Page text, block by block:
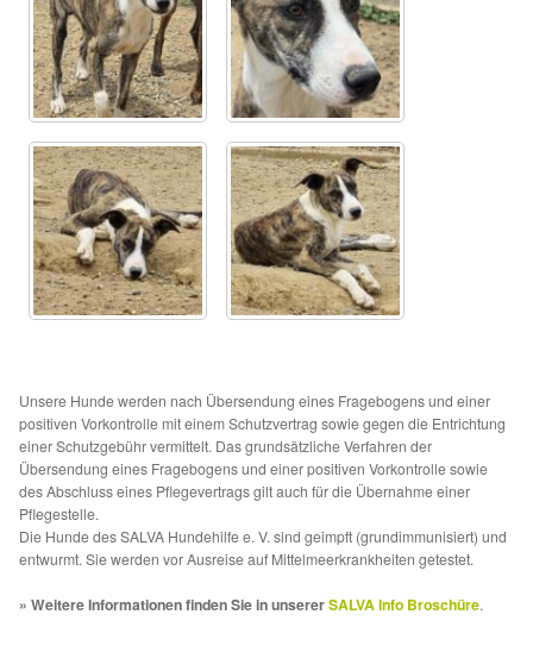
Glückliche Fellnasen
Happy End Stories
Regenbogenbrücke
Aktuelles
SALVA News
Reiseberichte
Unsere Partnertierheime
Partnertierheim La Linea in Spanien
Unsere Hunde werden nach Übersendung eines Fragebogens und einer
positiven Vorkontrolle mit einem Schutzvertrag sowie gegen die Entrichtung
einer Schutzgebühr vermittelt. Das grundsätzliche Verfahren der
Übersendung eines Fragebogens und einer positiven Vorkontrolle sowie
des Abschluss eines Pflegevertrags gilt auch für die Übernahme einer
Pflegestelle.
Die Hunde des SALVA Hundehilfe e. V. sind geimpft (grundimmunisiert) und
entwurmt. Sie werden vor Ausreise auf Mittelmeerkrankheiten getestet.
» Weitere Informationen finden Sie in unsererSALVA Info Broschüre.